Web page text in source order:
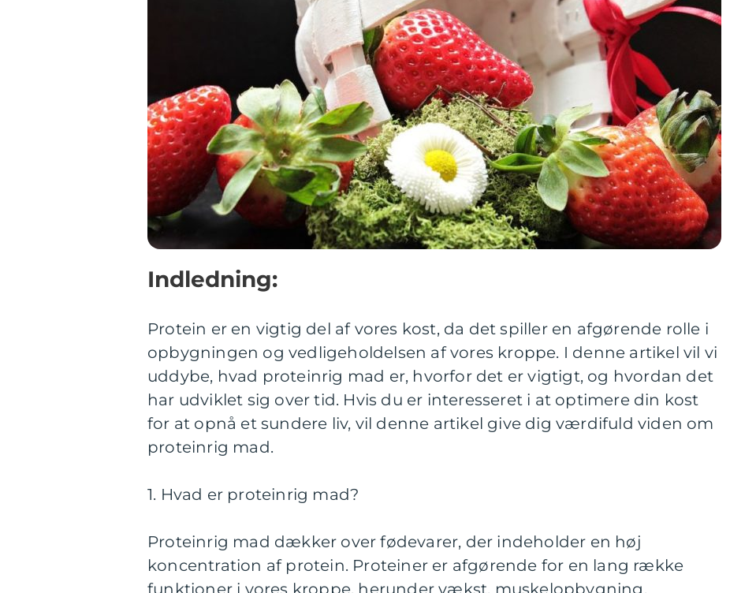
Indledning:
Protein er en vigtig del af vores kost, da det spiller en afgørende rolle i
opbygningen og vedligeholdelsen af vores kroppe. I denne artikel vil vi
uddybe, hvad proteinrig mad er, hvorfor det er vigtigt, og hvordan det
har udviklet sig over tid. Hvis du er interesseret i at optimere din kost
for at opnå et sundere liv, vil denne artikel give dig værdifuld viden om
proteinrig mad.
1. Hvad er proteinrig mad?
Proteinrig mad dækker over fødevarer, der indeholder en høj
koncentration af protein. Proteiner er afgørende for en lang række
funktioner i vores kroppe, herunder vækst, muskelopbygning,